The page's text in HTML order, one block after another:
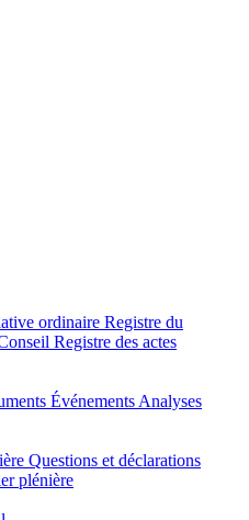
ordinaire Registre du
Registre des actes
Événements Analyses
Questions et déclarations
plénière